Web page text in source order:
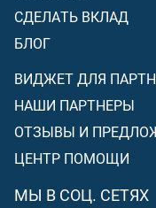
СДЕЛАТЬ ВКЛАД
БЛОГ
ВИДЖЕТ ДЛЯ
НАШИ ПАРТНЕРЫ
ОТЗЫВЫ И
ЦЕНТР ПОМОЩИ
МЫ В СОЦ. СЕТЯХ